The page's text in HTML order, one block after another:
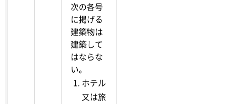
次の各号
に掲げる
建築物は
建築して
はならな
い。
ホテル
又は旅